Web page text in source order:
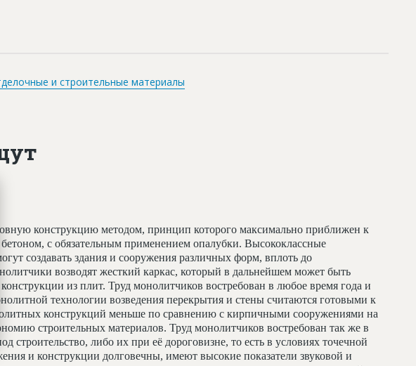
и строительные материалы
конструкцию методом, принцип которого максимально приближен к
с обязательным применением опалубки. Высококлассные
создавать здания и сооружения различных форм, вплоть до
возводят жесткий каркас, который в дальнейшем может быть
из плит. Труд монолитчиков востребован в любое время года и
технологии возведения перекрытия и стены считаются готовыми к
конструкций меньше по сравнению с кирпичными сооружениями на
строительных материалов. Труд монолитчиков востребован так же в
строительство, либо их при её дороговизне, то есть в условиях точечной
и конструкции долговечны, имеют высокие показатели звуковой и